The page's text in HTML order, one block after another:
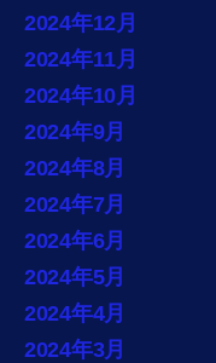
2024年12月
2024年11月
2024年10月
2024年9月
2024年8月
2024年7月
2024年6月
2024年5月
2024年4月
2024年3月